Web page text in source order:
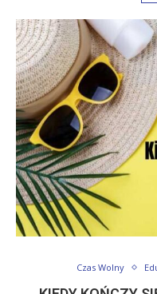
Czas Wolny